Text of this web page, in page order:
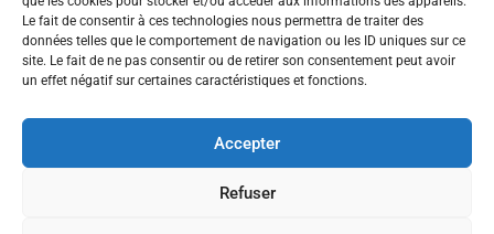
Le fait de consentir à ces technologies nous permettra de traiter des
données telles que le comportement de navigation ou les ID uniques sur ce
site. Le fait de ne pas consentir ou de retirer son consentement peut avoir
un effet négatif sur certaines caractéristiques et fonctions.
Accepter
Refuser
INFORMATIONS
Conditions générales de ventes